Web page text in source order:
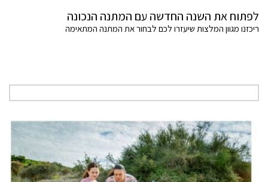
לפתוח את השנה החדשה עם המתנה הנכונה
ריכזנו מגוון המלצות שיעזרו לכם לבחור את המתנה המתאימה